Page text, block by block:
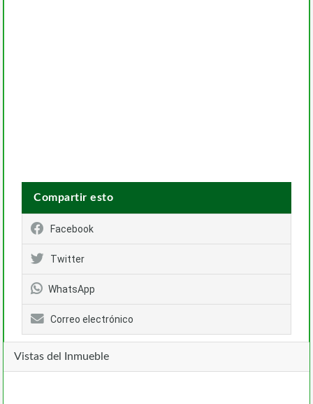
Compartir esto
Facebook
Twitter
WhatsApp
Correo electrónico
Vistas del Inmueble